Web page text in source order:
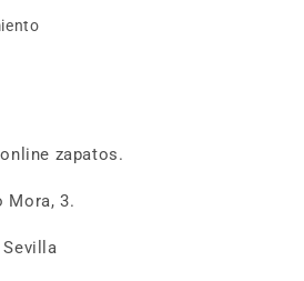
zapatos.
Mora, 3.
Sevilla